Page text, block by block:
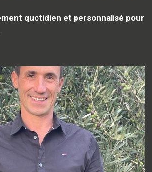
quotidien et personnalisé pour